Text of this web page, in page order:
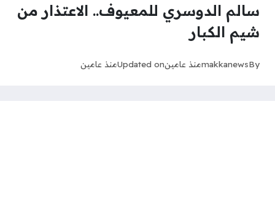
سالم الدوسري للمعيوف.. الاعتذار من
شيم الكبار
By
makkanewsمنذ عامينUpdated onمنذ عامين